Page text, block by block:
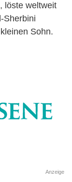
löste weltweit
Sherbini
Sohn.
Anzeige